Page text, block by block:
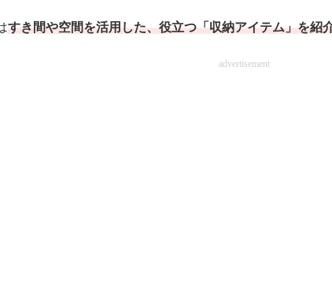
すき間や空間を活用した、役立つ「収納アイテム」を紹
advertisement